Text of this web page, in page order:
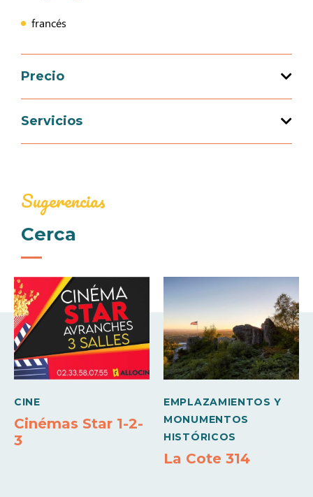
francés
Precio
Cheques bancarios y postales Efectivo Transferencias
Servicios
Sugerencias
Cerca
CINE
Cinémas Star 1-2-
3
EMPLAZAMIENTOS Y
MONUMENTOS
HISTÓRICOS
La Cote 314